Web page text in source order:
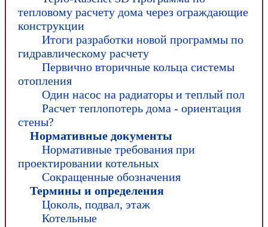
тепловому расчету дома через ограждающие
конструкции
Итоги разработки новой программы по
гидравлическому расчету
Первично вторичные кольца системы
отопления
Один насос на радиаторы и теплый пол
Расчет теплопотерь дома - ориентация
стены?
Нормативные документы
Нормативные требования при
проектировании котельных
Сокращенные обозначения
Термины и определения
Цоколь, подвал, этаж
Котельные